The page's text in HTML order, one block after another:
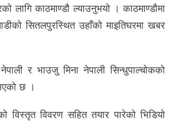
लागि काठमाण्डौ ल्याउनुभयो । काठमाण्डौमा
सितलपुरस्थित उहाँको माइतिघरमा खबर
र भाउजु मिना नेपाली सिन्धुपाल्चोकको
छ ।
विस्तृत विवरण सहित तयार पारेको भिडियो